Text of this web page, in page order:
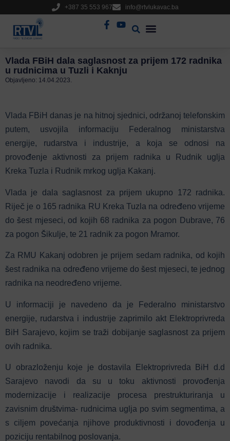
+387 35 553 967 info@rtvlukavac.ba
Vlada FBiH dala saglasnost za prijem 172 radnika
u rudnicima u Tuzli i Kaknju
Objavljeno: 14.04.2023.
Vlada FBiH danas je na hitnoj sjednici, održanoj telefonskim
putem, usvojila informaciju Federalnog ministarstva
energije, rudarstva i industrije, a koja se odnosi na
provođenje aktivnosti za prijem radnika u Rudnik uglja
Kreka Tuzla i Rudnik mrkog uglja Kakanj.
Vlada je dala saglasnost za prijem ukupno 172 radnika.
Riječ je o 165 radnika RU Kreka Tuzla na određeno vrijeme
do šest mjeseci, od kojih 68 radnika za pogon Dubrave, 76
za pogon Šikulje, te 21 radnik za pogon Mramor.
Za RMU Kakanj odobren je prijem sedam radnika, od kojih
šest radnika na određeno vrijeme do šest mjeseci, te jednog
radnika na neodređeno vrijeme.
U informaciji je navedeno da je Federalno ministarstvo
energije, rudarstva i industrije zaprimilo akt Elektroprivreda
BiH Sarajevo, kojim se traži dobijanje saglasnost za prijem
ovih radnika.
U obrazloženju koje je dostavila Elektroprivreda BiH d.d
Sarajevo navodi da su u toku aktivnosti provođenja
modernizacije i realizacije procesa prestrukturiranja u
zavisnim društvima- rudnicima uglja po svim segmentima, a
s ciljem povećanja njihove produktivnosti i dovođenja u
poziciju rentabilnog poslovanja.